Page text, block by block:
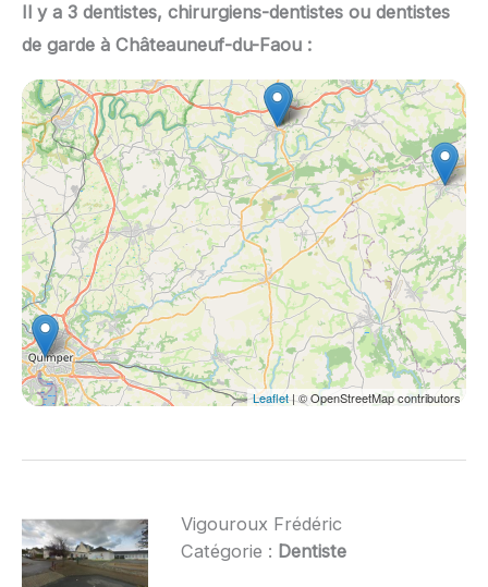
Il y a 3 dentistes, chirurgiens-dentistes ou dentistes
de garde à Châteauneuf-du-Faou :
Leaflet| © OpenStreetMap contributors
Vigouroux Frédéric
Catégorie : Dentiste